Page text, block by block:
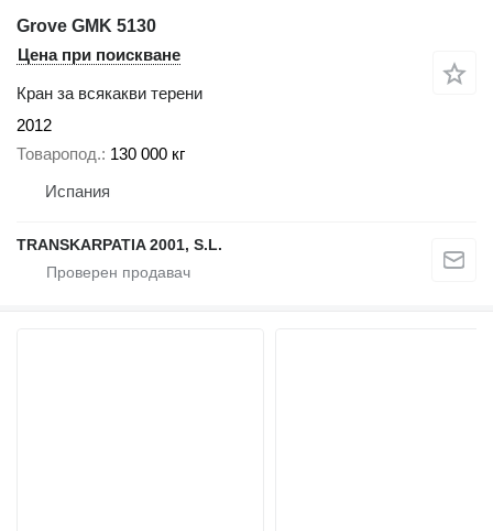
Grove GMK 5130
Цена при поискване
Кран за всякакви терени
2012
Товаропод. 130 000 кг
Испания
TRANSKARPATIA 2001, S.L.